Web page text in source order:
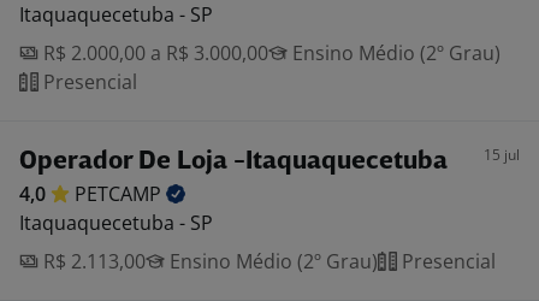
Itaquaquecetuba - SP
R$ 2.000,00 a R$ 3.000,00
Ensino Médio (2º Grau)
Presencial
Operador De Loja -Itaquaquecetuba 15 jul
4,0
PETCAMP
Itaquaquecetuba - SP
R$ 2.113,00
Ensino Médio (2º Grau) Presencial